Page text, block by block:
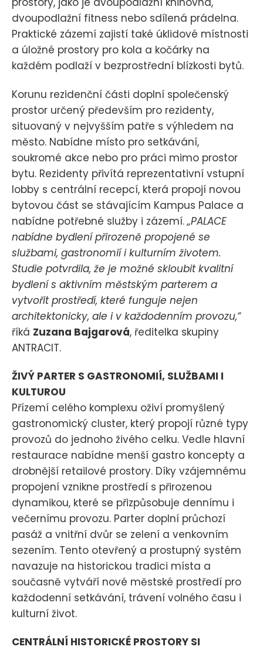
dvoupodlažní fitness nebo sdílená prádelna.
Praktické zázemí zajistí také úklidové místnosti
a úložné prostory pro kola a kočárky na
každém podlaží v bezprostřední blízkosti bytů.
Korunu rezidenční části doplní společenský
prostor určený především pro rezidenty,
situovaný v nejvyšším patře s výhledem na
město. Nabídne místo pro setkávání,
soukromé akce nebo pro práci mimo prostor
bytu. Rezidenty přivítá reprezentativní vstupní
lobby s centrální recepcí, která propojí novou
bytovou část se stávajícím Kampus Palace a
nabídne potřebné služby i zázemí.„PALACE
nabídne bydlení přirozeně propojené se
službami, gastronomií i kulturním životem.
Studie potvrdila, že je možné skloubit kvalitní
bydlení s aktivním městským parterem a
vytvořit prostředí, které funguje nejen
architektonicky, ale i v každodenním provozu,“
říká Zuzana Bajgarová, ředitelka skupiny
ANTRACIT.
ŽIVÝ PARTER S GASTRONOMIÍ, SLUŽBAMI I
KULTUROU
Přízemí celého komplexu oživí promyšlený
gastronomický cluster, který propojí různé typy
provozů do jednoho živého celku. Vedle hlavní
restaurace nabídne menší gastro koncepty a
drobnější retailové prostory. Díky vzájemnému
propojení vznikne prostředí s přirozenou
dynamikou, které se přizpůsobuje dennímu i
večernímu provozu. Parter doplní průchozí
pasáž a vnitřní dvůr se zelení a venkovním
sezením. Tento otevřený a prostupný systém
navazuje na historickou tradici místa a
současně vytváří nové městské prostředí pro
každodenní setkávání, trávení volného času i
kulturní život.
CENTRÁLNÍ HISTORICKÉ PROSTORY SI